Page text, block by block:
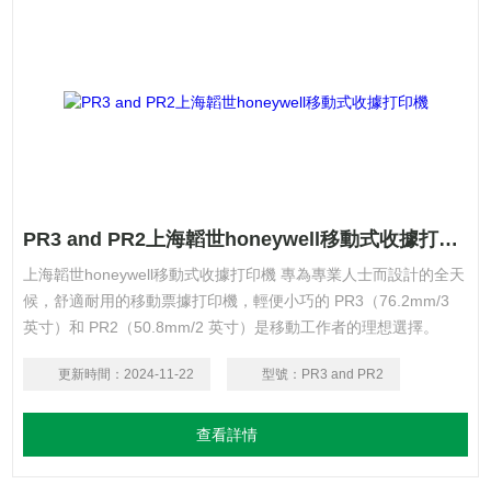
PR3 and PR2上海韜世honeywell移動式收據打印機
上海韜世honeywell移動式收據打印機 專為專業人士而設計的全天
候，舒適耐用的移動票據打印機，輕便小巧的 PR3（76.2mm/3
英寸）和 PR2（50.8mm/2 英寸）是移動工作者的理想選擇。
更新時間： 2024-11-22 型號： PR3 and PR2
查看詳情